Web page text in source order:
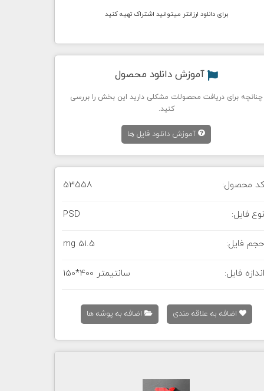
برای دانلود ارزانتر میتوانید اشتراک تهیه کنید
آموزش دانلود محصول
چنانچه برای دریافت محصولات مشکلی دارید این بخش را بررسی
کنید.
آموزش دانلود فایل ها
کد محصول: 53558
نوع فایل: PSD
حجم فایل: 51.5 mg
اندازه فایل: 150*400 سانتیمتر
اضافه به علاقه مندی اضافه به پوشه ها